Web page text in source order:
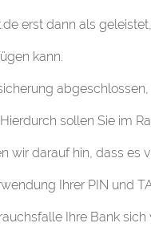
erst dann als
kann.
sollen Sie im
wir darauf hin, dass es
Ihrer PIN und
Ihre Bank